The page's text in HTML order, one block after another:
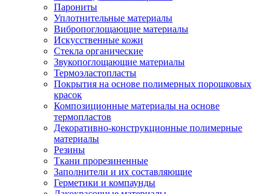
Парониты
Уплотнительные материалы
Вибропоглощающие материалы
Искусственные кожи
Стекла органические
Звукопоглощающие материалы
Термоэластопласты
Покрытия на основе полимерных порошковых
красок
Композиционные материалы на основе
термопластов
Декоративно-конструкционные полимерные
материалы
Резины
Ткани прорезиненные
Заполнители и их составляющие
Герметики и компаунды